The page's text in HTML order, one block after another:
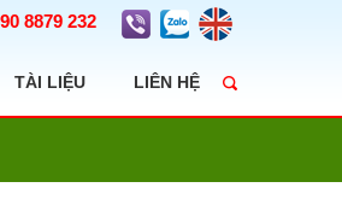
8879 232
TÀI LIỆU LIÊN HỆ